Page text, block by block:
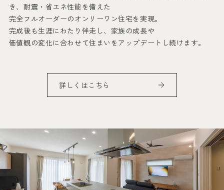
き、耐震・省エネ性能を備えた
完全フルオーダーのオンリーワン住宅を実現。
完成後も生涯にわたり伴走し、家族の成長や
価値観の変化に合わせて住まいをアップデートし続けます。
詳しくはこちら